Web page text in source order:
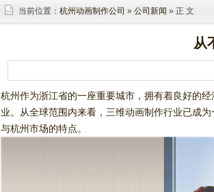
当前位置： 杭州动画制作公司 » 公司新闻 » 正 文
从
杭州作为浙江省的一座重要城市，拥有着良好的
业。从全球范围内来看，三维动画制作行业已成
与杭州市场的特点。